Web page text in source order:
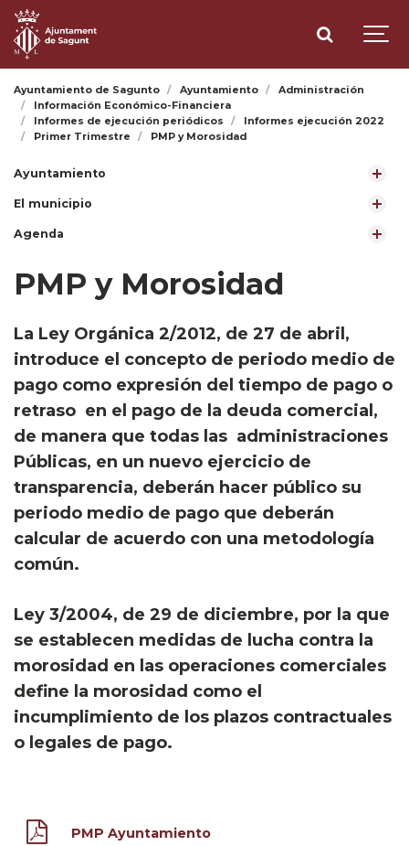
Ayuntamiento de Sagunto Ayuntamiento
Administración
Información Económico-Financiera
Informes de ejecución periódicos
Informes ejecución 2022
Primer Trimestre
PMP y Morosidad
Ayuntamiento
El municipio
Agenda
PMP y Morosidad
​La Ley Orgánica 2/2012, de 27 de abril,
introduce el concepto de periodo medio de
pago como expresión del tiempo de pago o
retraso en el pago de la deuda comercial,
de manera que todas las administraciones
Públicas, en un nuevo ejercicio de
transparencia, deberán hacer público su
periodo medio de pago que deberán
calcular de acuerdo con una metodología
común.
Ley 3/2004, de 29 de diciembre, por la que
se establecen medidas de lucha contra la
morosidad en las operaciones comerciales
define la morosidad como el
incumplimiento de los plazos contractuales
o legales de pago.
PMP Ayuntamiento